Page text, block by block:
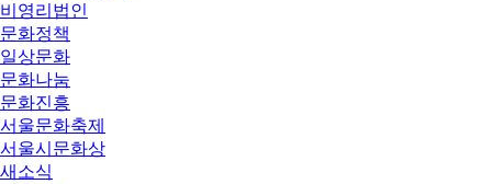
비영리법인
문화정책
일상문화
문화나눔
문화진흥
서울문화축제
서울시문화상
새소식